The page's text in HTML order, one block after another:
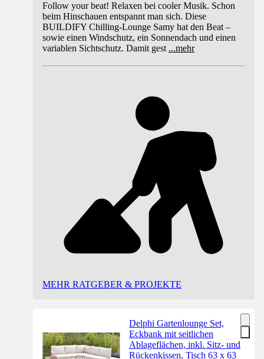
Follow your beat! Relaxen bei cooler Musik. Schon
beim Hinschauen entspannt man sich. Diese
BUILDIFY Chilling-Lounge Samy hat den Beat –
sowie einen Windschutz, ein Sonnendach und einen
variablen Sichtschutz. Damit gest ...mehr
MEHR RATGEBER & PROJEKTE
Delphi Gartenlounge Set,
Eckbank mit seitlichen
Ablageflächen, inkl. Sitz- und
Rückenkissen, Tisch 63 x 63